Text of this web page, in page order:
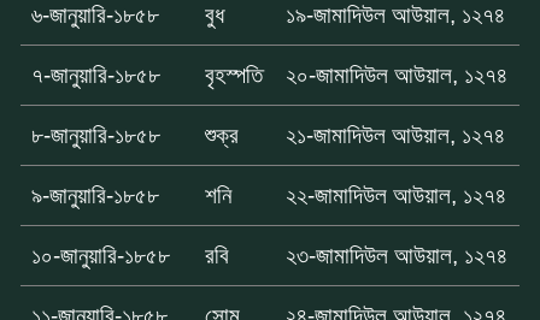
৬-জানুয়ারি-১৮৫৮ বুধ ১৯-জামাদিউল আউয়াল, ১২৭৪
৭-জানুয়ারি-১৮৫৮ বৃহস্পতি ২০-জামাদিউল আউয়াল, ১২৭৪
৮-জানুয়ারি-১৮৫৮ শুক্র ২১-জামাদিউল আউয়াল, ১২৭৪
৯-জানুয়ারি-১৮৫৮ শনি ২২-জামাদিউল আউয়াল, ১২৭৪
১০-জানুয়ারি-১৮৫৮ রবি ২৩-জামাদিউল আউয়াল, ১২৭৪